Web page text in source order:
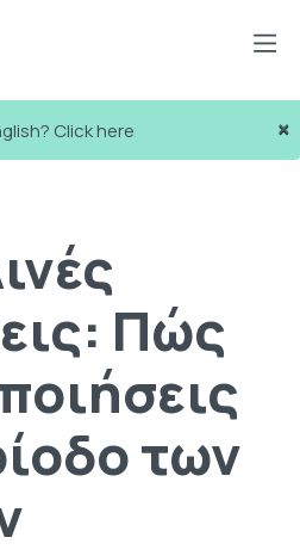
×
Click here
Πώς
των